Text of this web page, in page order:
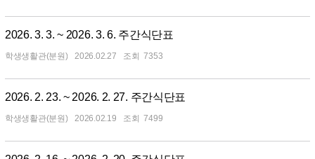
2026. 3. 3. ~ 2026. 3. 6. 주간식단표
학생생활관(분원) 2026.02.27 7353
2026. 2. 23. ~ 2026. 2. 27. 주간식단표
학생생활관(분원) 2026.02.19 7499